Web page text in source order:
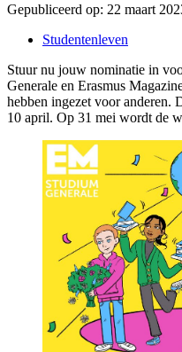
Gepubliceerd op: 22 maart
Studentenleven
Stuur nu jouw nominatie in
Generale en Erasmus
hebben ingezet voor anderen.
10 april. Op 31 mei wordt de